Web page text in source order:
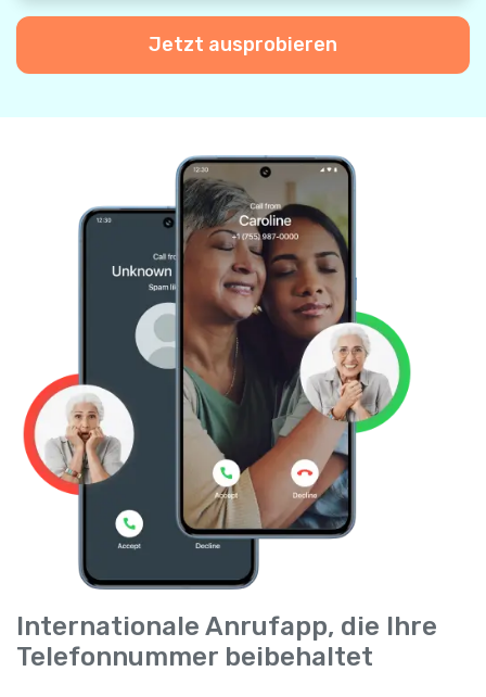
Jetzt ausprobieren
Internationale Anrufapp, die Ihre
Telefonnummer beibehaltet